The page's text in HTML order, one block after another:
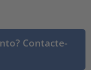
Contacte-